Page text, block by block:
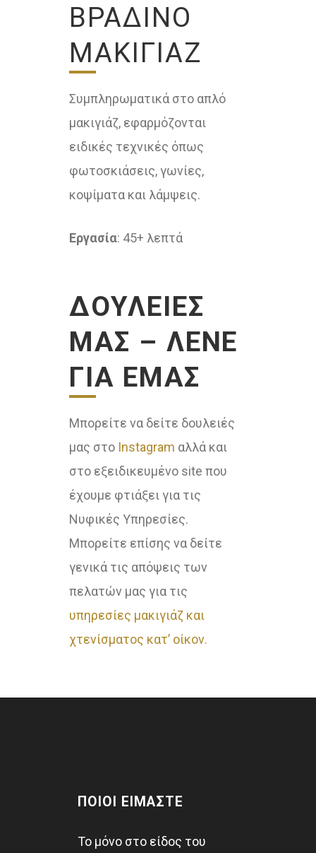
ΒΡΑΔΙΝΟ
ΜΑΚΙΓΙΑΖ
Συμπληρωματικά στο απλό
μακιγιάζ, εφαρμόζονται
ειδικές τεχνικές όπως
φωτοσκιάσεις, γωνίες,
κοψίματα και λάμψεις.
Εργασία: 45+ λεπτά
ΔΟΥΛΕΙΈΣ
ΜΑΣ – ΛΈΝΕ
ΓΙΑ ΕΜΆΣ
Μπορείτε να δείτε δουλειές
μας στο Instagram αλλά και
στο εξειδικευμένο site που
έχουμε φτιάξει για τις
Νυφικές Υπηρεσίες.
Μπορείτε επίσης να δείτε
γενικά τις απόψεις των
πελατών μας για τις
υπηρεσίες μακιγιάζ και
χτενίσματος κατ’ οίκον.
ΠΟΙΟΙ ΕΙΜΑΣΤΕ
Το μόνο στο είδος του